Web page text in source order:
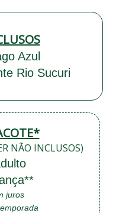
Azul
Rio Sucuri
NÃO INCLUSOS)
juros